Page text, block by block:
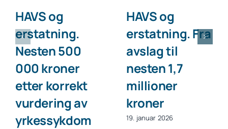
HAVS og
erstatning.
Nesten 500
000 kroner
etter korrekt
vurdering av
yrkessykdom
HAVS og
erstatning. Fra
avslag til
nesten 1,7
millioner
kroner
19. januar 2026